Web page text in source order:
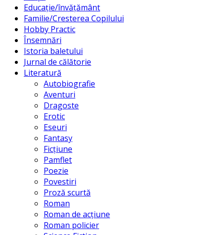
Educație/învățământ
Familie/Cresterea Copilului
Hobby Practic
Însemnări
Istoria baletului
Jurnal de călătorie
Literatură
Autobiografie
Aventuri
Dragoste
Erotic
Eseuri
Fantasy
Ficțiune
Pamflet
Poezie
Povestiri
Proză scurtă
Roman
Roman de acțiune
Roman policier